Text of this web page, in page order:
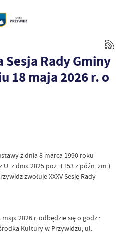
Sesja Rady Gminy
18 maja 2026 r. o
z dnia 8 marca 1990 roku
z dnia 2025 poz. 1153 z późn. zm.)
zwołuje XXXV Sesję Rady
maja 2026 r. odbędzie się o godz.:
Kultury w Przywidzu, ul.